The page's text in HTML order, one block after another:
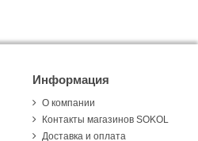
Информация
О компании
Контакты магазинов SOKOL
Доставка и оплата